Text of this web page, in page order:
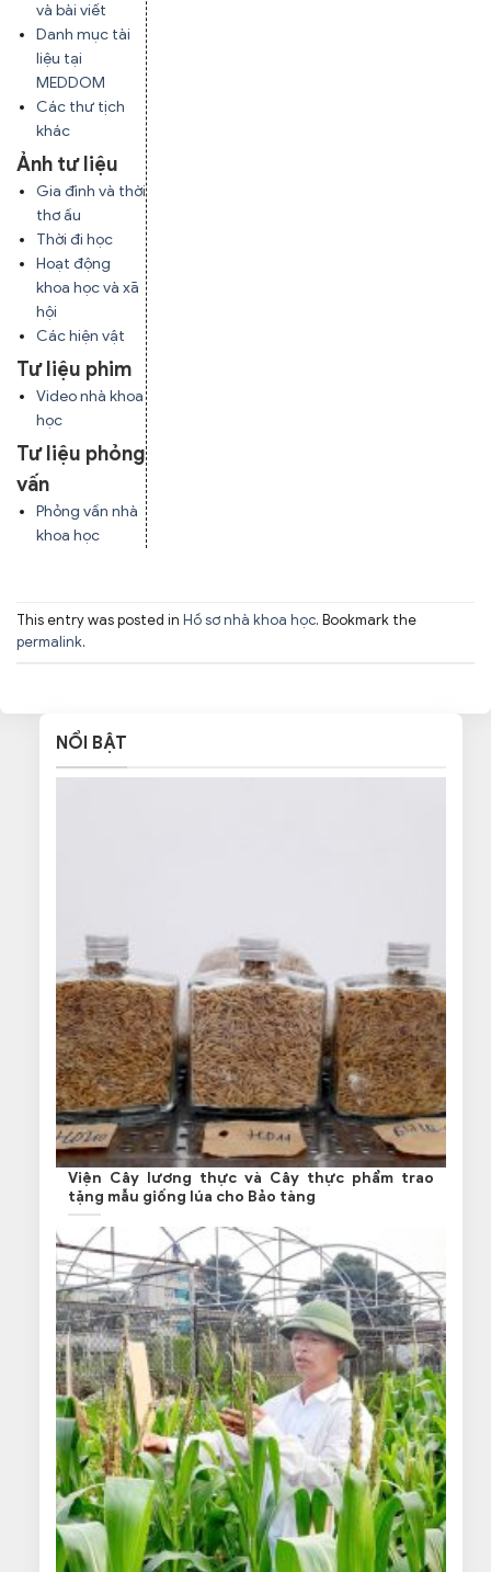
và bài viết
Danh mục tài
liệu tại
MEDDOM
Các thư tịch
khác
Ảnh tư liệu
Gia đình và thời
thơ ấu
Thời đi học
Hoạt động
khoa học và xã
hội
Các hiện vật
Tư liệu phim
Video nhà khoa
học
Tư liệu phỏng
vấn
Phỏng vấn nhà
khoa học
This entry was posted in Hồ sơ nhà khoa học. Bookmark the
permalink.
NỔI BẬT
Viện Cây lương thực và Cây thực phẩm trao
tặng mẫu giống lúa cho Bảo tàng